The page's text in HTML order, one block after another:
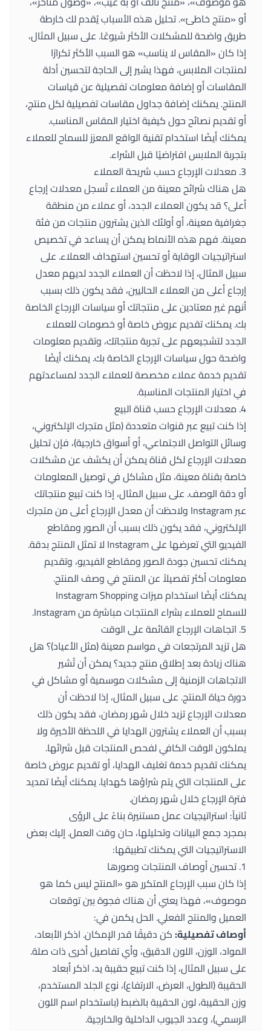
أو «منتج خاطئ». تحليل هذه الأسباب يُقدم لك خارطة
طريق واضحة للمشكلات الأكثر شيوعًا. على سبيل المثال،
إذا كان «المقاس لا يناسب» هو السبب الأكثر تكرارًا
لمنتجات الملابس، فهذا يشير إلى الحاجة لتحسين أدلة
المقاسات أو إضافة معلومات تفصيلية عن قياسات
المنتج. يمكنك إضافة جداول مقاسات تفصيلية لكل منتج،
أو تقديم نصائح حول كيفية اختيار المقاس المناسب.
يمكنك أيضًا استخدام تقنية الواقع المعزز للسماح للعملاء
بتجربة الملابس افتراضيًا قبل الشراء.
3. معدلات الإرجاع حسب شريحة العملاء
هل هناك شرائح معينة من العملاء تُسجل معدلات إرجاع
أعلى؟ قد يكون العملاء الجدد، أو عملاء من منطقة
جغرافية معينة، أو أولئك الذين يشترون منتجات من فئة
معينة. فهم هذه الأنماط يمكن أن يساعد في تخصيص
استراتيجيات الوقاية أو تحسين استهداف العملاء. على
سبيل المثال، إذا لاحظت أن العملاء الجدد لديهم معدل
إرجاع أعلى من العملاء الحاليين، فقد يكون ذلك بسبب
أنهم غير معتادين على منتجاتك أو سياسات الإرجاع الخاصة
بك. يمكنك تقديم عروض خاصة أو خصومات للعملاء
الجدد لتشجيعهم على تجربة منتجاتك، وتقديم معلومات
واضحة حول سياسات الإرجاع الخاصة بك. يمكنك أيضًا
تقديم خدمة عملاء مخصصة للعملاء الجدد لمساعدتهم
في اختيار المنتجات المناسبة.
4. معدلات الإرجاع حسب قناة البيع
إذا كنت تبيع عبر قنوات متعددة (مثل متجرك الإلكتروني،
وسائل التواصل الاجتماعي، أو أسواق خارجية)، فإن تحليل
معدلات الإرجاع لكل قناة يمكن أن يكشف عن مشكلات
خاصة بقناة معينة، مثل مشاكل في توصيل المعلومات
أو دقة الوصف. على سبيل المثال، إذا كنت تبيع منتجاتك
عبر Instagram ولاحظت أن معدل الإرجاع أعلى من متجرك
الإلكتروني، فقد يكون ذلك بسبب أن الصور ومقاطع
الفيديو التي تعرضها على Instagram لا تمثل المنتج بدقة.
يمكنك تحسين جودة الصور ومقاطع الفيديو، وتقديم
معلومات أكثر تفصيلاً عن المنتج في وصف المنتج.
يمكنك أيضًا استخدام ميزات Instagram Shopping
للسماح للعملاء بشراء المنتجات مباشرة من Instagram.
5. اتجاهات الإرجاع القائمة على الوقت
هل تزيد المرتجعات في مواسم معينة (مثل الأعياد)؟ هل
هناك زيادة بعد إطلاق منتج جديد؟ يمكن أن تُشير
الاتجاهات الزمنية إلى مشكلات موسمية أو مشاكل في
دورة حياة المنتج. على سبيل المثال، إذا لاحظت أن
معدلات الإرجاع تزيد خلال شهر رمضان، فقد يكون ذلك
بسبب أن العملاء يشترون الهدايا في اللحظة الأخيرة ولا
يملكون الوقت الكافي لفحص المنتجات قبل شرائها.
يمكنك تقديم خدمة تغليف الهدايا، أو تقديم عروض خاصة
على المنتجات التي يتم شراؤها كهدايا. يمكنك أيضًا تمديد
فترة الإرجاع خلال شهر رمضان.
ثانياً: استراتيجيات عمل مستنيرة بناءً على الرؤى
بمجرد جمع البيانات وتحليلها، حان وقت العمل. إليك بعض
الاستراتيجيات التي يمكنك تطبيقها:
1. تحسين أوصاف المنتجات وصورها
إذا كان سبب الإرجاع المتكرر هو «المنتج ليس كما هو
موصوف»، فهذا يعني أن هناك فجوة بين توقعات
العميل والمنتج الفعلي. الحل يكمن في:
أوصاف تفصيلية:كن دقيقًا قدر الإمكان. اذكر الأبعاد،
المواد، الوزن، اللون الدقيق، وأي تفاصيل أخرى ذات صلة.
على سبيل المثال، إذا كنت تبيع حقيبة يد، اذكر أبعاد
الحقيبة (الطول، العرض، الارتفاع)، نوع الجلد المستخدم،
وزن الحقيبة، لون الحقيبة بالضبط (باستخدام اسم اللون
الرسمي)، وعدد الجيوب الداخلية والخارجية.